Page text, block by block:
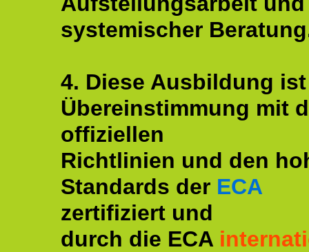
systemischer
4. Diese Ausbildung
Übereinstimmung mit
offiziellen
Richtlinien und den
Standards der ECA
zertifiziert und
durch die ECA